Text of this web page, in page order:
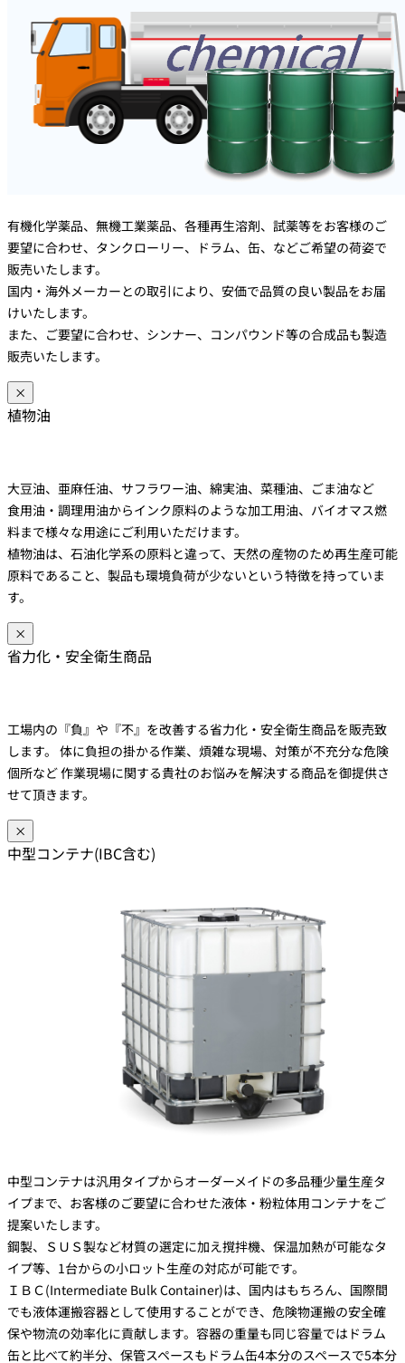
有機化学薬品、無機工業薬品、各種再生溶剤、試薬等をお客様のご
要望に合わせ、タンクローリー、ドラム、缶、などご希望の荷姿で
販売いたします。
国内・海外メーカーとの取引により、安価で品質の良い製品をお届
けいたします。
また、ご要望に合わせ、シンナー、コンパウンド等の合成品も製造
販売いたします。
×
植物油
大豆油、亜麻任油、サフラワー油、綿実油、菜種油、ごま油など
食用油・調理用油からインク原料のような加工用油、バイオマス燃
料まで様々な用途にご利用いただけます。
植物油は、石油化学系の原料と違って、天然の産物のため再生産可能
原料であること、製品も環境負荷が少ないという特徴を持っていま
す。
×
省力化・安全衛生商品
工場内の『負』や『不』を改善する省力化・安全衛生商品を販売致
します。 体に負担の掛かる作業、煩雑な現場、対策が不充分な危険
個所など 作業現場に関する貴社のお悩みを解決する商品を御提供さ
せて頂きます。
×
中型コンテナ(IBC含む)
中型コンテナは汎用タイプからオーダーメイドの多品種少量生産タ
イプまで、お客様のご要望に合わせた液体・粉粒体用コンテナをご
提案いたします。
鋼製、ＳＵＳ製など材質の選定に加え撹拌機、保温加熱が可能なタ
イプ等、1台からの小ロット生産の対応が可能です。
ＩＢＣ(Intermediate Bulk Container)は、国内はもちろん、国際間
でも液体運搬容器として使用することができ、危険物運搬の安全確
保や物流の効率化に貢献します。容器の重量も同じ容量ではドラム
缶と比べて約半分、保管スペースもドラム缶4本分のスペースで5本分